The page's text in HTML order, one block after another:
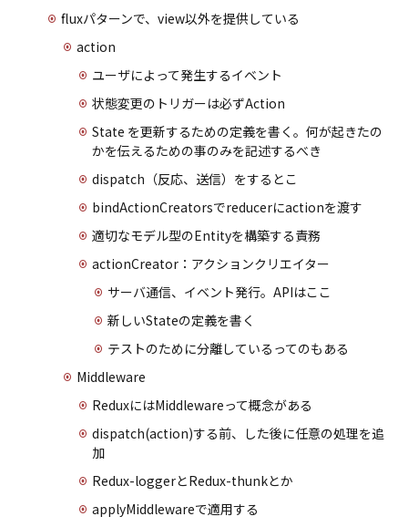
fluxパターンで、view以外を提供している
action
ユーザによって発生するイベント
状態変更のトリガーは必ずAction
State を更新するための定義を書く。何が起きたの
かを伝えるための事のみを記述するべき
dispatch（反応、送信）をするとこ
bindActionCreatorsでreducerにactionを渡す
適切なモデル型のEntityを構築する責務
actionCreator：アクションクリエイター
サーバ通信、イベント発行。APIはここ
新しいStateの定義を書く
テストのために分離しているってのもある
Middleware
ReduxにはMiddlewareって概念がある
dispatch(action)する前、した後に任意の処理を追
加
Redux-loggerとRedux-thunkとか
applyMiddlewareで適用する